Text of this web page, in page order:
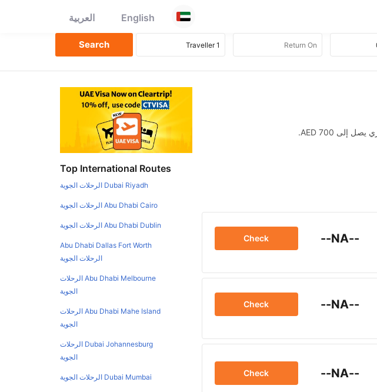
English العربية
--NA--
Check
--NA--
Check
--NA--
Check
Top International Routes
Dubai Riyadh الرحلات الجوية
Abu Dhabi Cairo الرحلات الجوية
Abu Dhabi Dublin الرحلات الجوية
Abu Dhabi Dallas Fort Worth
الرحلات الجوية
Abu Dhabi Melbourne الرحلات
الجوية
Abu Dhabi Mahe Island الرحلات
الجوية
Dubai Johannesburg الرحلات
الجوية
Dubai Mumbai الرحلات الجوية